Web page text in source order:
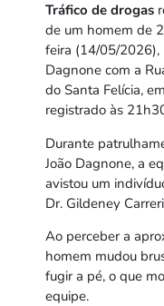
Tráfico de drogas
de um homem de
feira (14/05/2026),
Dagnone com a
do Santa Felícia,
registrado às
Durante
João Dagnone, a
avistou um
Dr. Gildeney
Ao perceber a
homem mudou
fugir a pé, o que
equipe.